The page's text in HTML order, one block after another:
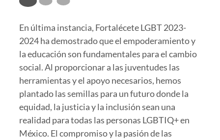
En última instancia, Fortalécete LGBT 2023-
2024 ha demostrado que el empoderamiento y
la educación son fundamentales para el cambio
social. Al proporcionar a las juventudes las
herramientas y el apoyo necesarios, hemos
plantado las semillas para un futuro donde la
equidad, la justicia y la inclusión sean una
realidad para todas las personas LGBTIQ+ en
México. El compromiso y la pasión de las